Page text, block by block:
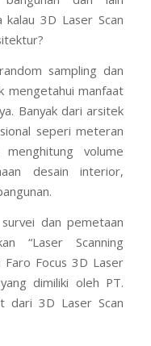
kalau 3D Laser Scan
sampling dan
mengetahui manfaat
Banyak dari arsitek
seperi meteran
volume
desain interior,
dan pemetaan
“Laser Scanning
Faro Focus 3D Laser
dimiliki oleh PT.
dari 3D Laser Scan